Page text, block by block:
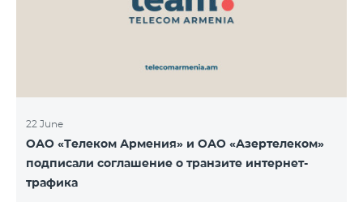
22 June
ОАО «Телеком Армения» и ОАО «Азертелеком»
подписали соглашение о транзите интернет-
трафика